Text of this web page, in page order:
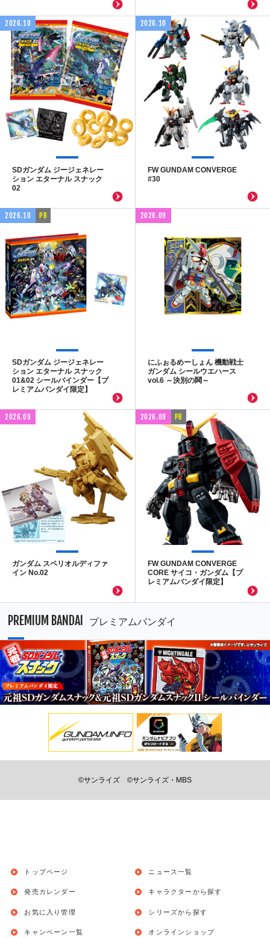
2026.10
SDガンダム ジージェネレー
ション エターナル スナック
02
2026.10
FW GUNDAM CONVERGE
#30
2026.10 PB
SDガンダム ジージェネレー
ション エターナル スナック
01&02 シールバインダー【プ
レミアムバンダイ限定】
2026.09
にふぉるめーしょん 機動戦士
ガンダム シールウエハース
vol.6 ～決別の鬨～
2026.09
ガンダム スペリオルディファ
イン No.02
2026.09 PB
FW GUNDAM CONVERGE
CORE サイコ・ガンダム【プ
レミアムバンダイ限定】
PREMIUM BANDAI プレミアムバンダイ
©サンライズ ©サンライズ・MBS
トップページ
発売カレンダー
お気に入り管理
ニュース一覧
キャラクターから探す
シリーズから探す
キャンペーン一覧 オンラインショップ